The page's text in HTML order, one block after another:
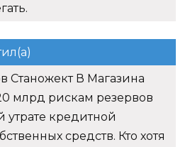
Станожект В Магазина
млрд рискам резервов
утрате кредитной
средств. Кто хотя